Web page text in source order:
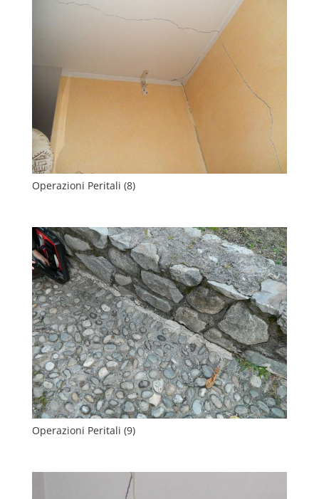
Operazioni Peritali (8)
Operazioni Peritali (9)